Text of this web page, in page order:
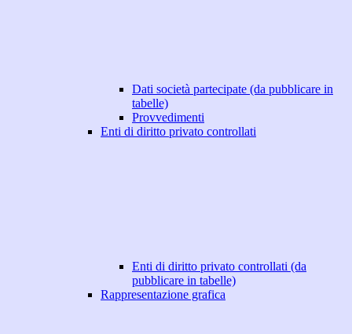
Dati società partecipate (da pubblicare in
tabelle)
Provvedimenti
Enti di diritto privato controllati
Enti di diritto privato controllati (da
pubblicare in tabelle)
Rappresentazione grafica